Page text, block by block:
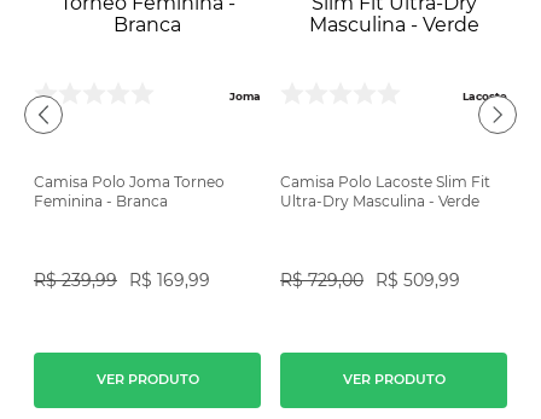
Joma
Camisa Polo Joma Torneo
Feminina - Branca
R$ 239,99 R$ 169,99
VER PRODUTO
Lacoste
Camisa Polo Lacoste Slim Fit
Ultra-Dry Masculina - Verde
R$ 729,00 R$ 509,99
VER PRODUTO